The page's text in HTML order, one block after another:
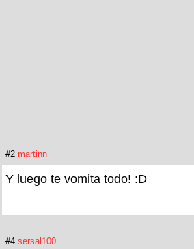
#2 martinn
Y luego te vomita todo! :D
#4 sersal100